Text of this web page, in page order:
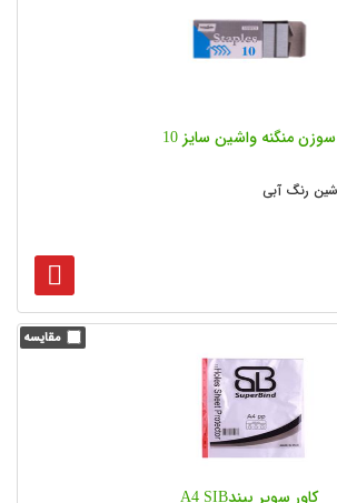
سوزن منگنه واشین سایز 10
کاور سوپر بیندA4 SIB